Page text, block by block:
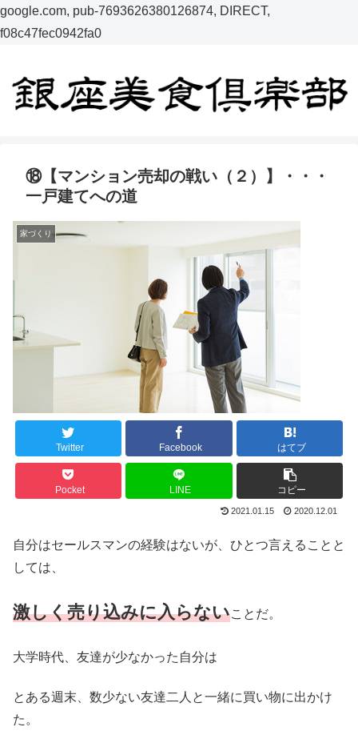
google.com, pub-7693626380126874, DIRECT,
f08c47fec0942fa0
⑱【マンション売却の戦い（２）】・・・
一戸建てへの道
家づくり
Twitter Facebook はてブ
Pocket LINE コピー
2021.01.15 2020.12.01
自分はセールスマンの経験はないが、ひとつ言えることと
しては、
激しく売り込みに入らないことだ。
大学時代、友達が少なかった自分は
とある週末、数少ない友達二人と一緒に買い物に出かけ
た。